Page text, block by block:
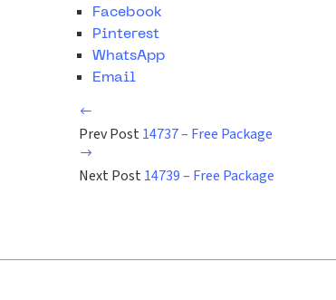
Facebook
Pinterest
WhatsApp
Email
Prev Post 14737 – Free Package
Next Post 14739 – Free Package